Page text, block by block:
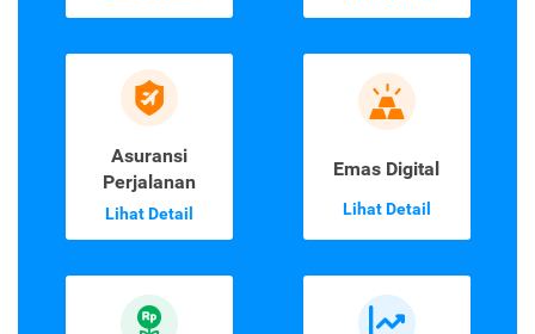
Asuransi
Perjalanan
Lihat Detail
Emas Digital
Lihat Detail